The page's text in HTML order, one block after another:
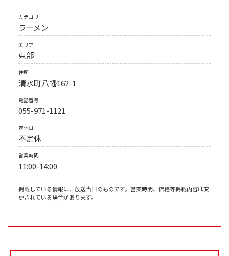
カテゴリー
ラーメン
エリア
東部
住所
清水町八幡162-1
電話番号
055-971-1121
定休日
不定休
営業時間
11:00-14:00
掲載している情報は、放送当日のものです。営業時間、価格等掲載内容は変
更されている場合があります。